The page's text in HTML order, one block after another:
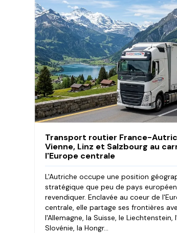
Transport routier France-
Vienne, Linz et Salzbourg au
l'Europe centrale
L'Autriche occupe une position
stratégique que peu de pays
revendiquer. Enclavée au coeur de
centrale, elle partage ses frontières
l'Allemagne, la Suisse, le Liechtenstein,
Slovénie, la Hongr...